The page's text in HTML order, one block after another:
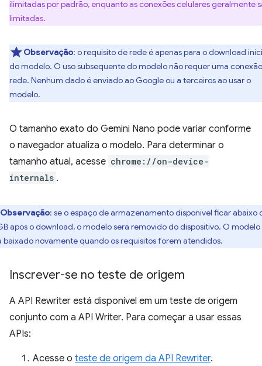
ilimitadas por padrão, enquanto as conexões celulares geralmente
limitadas.
Observação: o requisito de rede é apenas para o download
do modelo. O uso subsequente do modelo não requer uma
rede. Nenhum dado é enviado ao Google ou a terceiros ao usar o
modelo.
O tamanho exato do Gemini Nano pode variar conforme
o navegador atualiza o modelo. Para determinar o
tamanho atual, acesse chrome://on-device-
internals .
Observação: se o espaço de armazenamento disponível ficar abaixo
após o download, o modelo será removido do dispositivo. O modelo
baixado novamente quando os requisitos forem atendidos.
Inscrever-se no teste de origem
A API Rewriter está disponível em um teste de origem
conjunto com a API Writer. Para começar a usar essas
APIs:
Acesse o teste de origem da API Rewriter.